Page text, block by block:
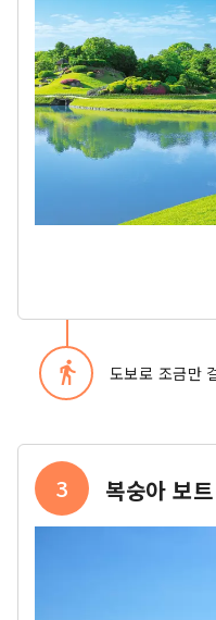
directions_walk 도보로 조금만
3 복숭아 보트